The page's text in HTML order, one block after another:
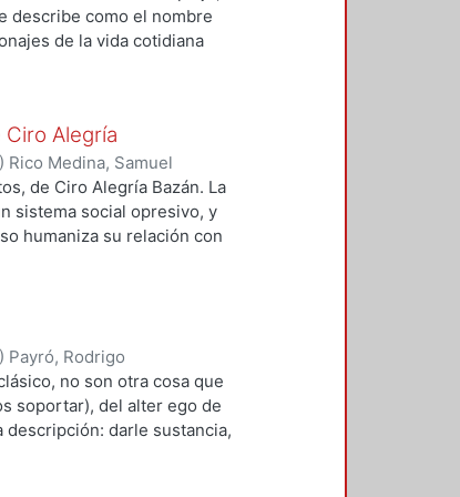
profesionales,
no sea el bachillerato o
describe como el nombre
de la vida cotidiana
presupuesto público.
Alegría
) Rico Medina, Samuel
de Ciro Alegría Bazán. La
sistema social opresivo, y
humaniza su relación con
sobre todo cuando los
dependían de la
o de “antiguo
cada medio siglo, lo que
aterradoras que
) Payró, Rodrigo
no son otra cosa que
soportar), del alter ego de
descripción: darle sustancia,